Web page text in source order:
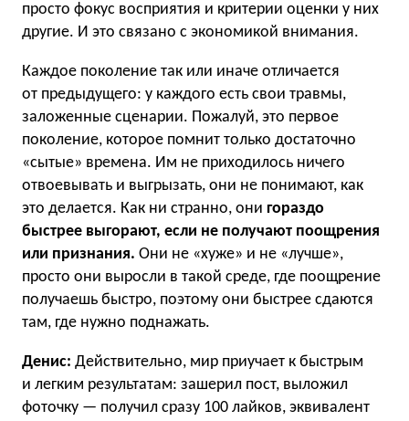
просто фокус восприятия и критерии оценки у них
другие. И это связано с экономикой внимания.
Каждое поколение так или иначе отличается
от предыдущего: у каждого есть свои травмы,
заложенные сценарии. Пожалуй, это первое
поколение, которое помнит только достаточно
«сытые» времена. Им не приходилось ничего
отвоевывать и выгрызать, они не понимают, как
это делается. Как ни странно, они гораздо
быстрее выгорают, если не получают поощрения
или признания. Они не «хуже» и не «лучше»,
просто они выросли в такой среде, где поощрение
получаешь быстро, поэтому они быстрее сдаются
там, где нужно поднажать.
Денис: Действительно, мир приучает к быстрым
и легким результатам: зашерил пост, выложил
фоточку — получил сразу 100 лайков, эквивалент